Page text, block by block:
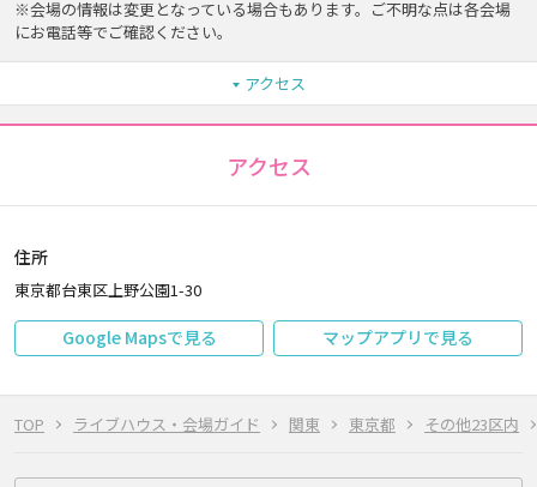
TOP ライブハウス・会場ガイド 関東 東京都 その他23区内
※会場の情報は変更となっている場合もあります。ご不明な点は各会場
にお電話等でご確認ください。
アクセス
アクセス
住所
東京都台東区上野公園1-30
Google Mapsで見る マップアプリで見る